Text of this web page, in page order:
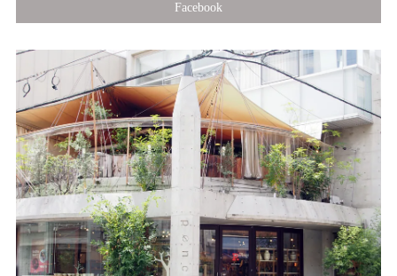
Facebook